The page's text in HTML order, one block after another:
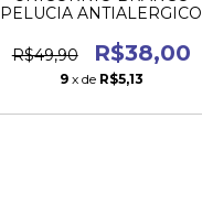
PELUCIA ANTIALERGICO
R$49,90 R$38,00
9 x de R$5,13